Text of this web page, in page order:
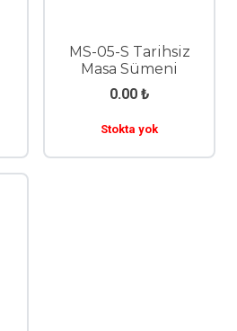
MS-05-S Tarihsiz
Masa Sümeni
0.00 ₺
Stokta yok